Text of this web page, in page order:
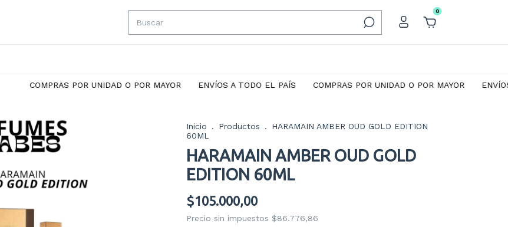
0
COMPRAS POR UNIDAD O POR MAYOR ENVÍOS A TODO EL PAÍS COMPRAS POR UNIDAD O POR MAYOR ENVÍOS A
Inicio . Productos .
HARAMAIN AMBER OUD GOLD EDITION
60ML
HARAMAIN AMBER OUD GOLD
EDITION 60ML
$105.000,00
Precio sin impuestos $86.776,86